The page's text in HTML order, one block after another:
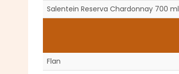
Salentein Reserva Chardonnay 700 ml
Flan